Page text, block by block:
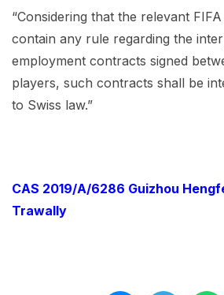
“Considering that the relevant
contain any rule regarding the
employment contracts signed
players, such contracts shall be
to Swiss law.”
CAS 2019/A/6286 Guizhou
Trawally